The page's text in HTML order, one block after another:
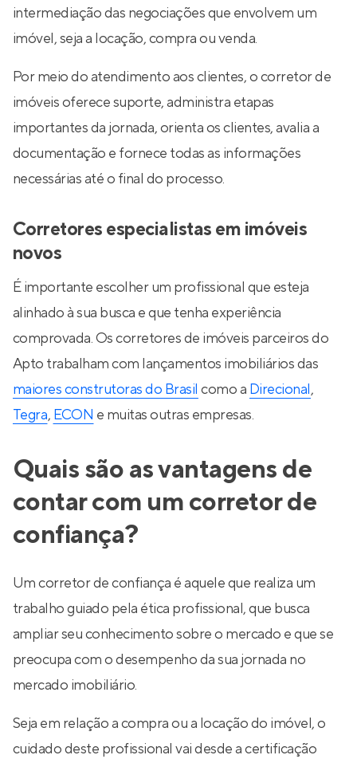
intermediação das negociações que envolvem um
imóvel, seja a locação, compra ou venda.
Por meio do atendimento aos clientes, o corretor de
imóveis oferece suporte, administra etapas
importantes da jornada, orienta os clientes, avalia a
documentação e fornece todas as informações
necessárias até o final do processo.
Corretores especialistas em imóveis
novos
É importante escolher um profissional que esteja
alinhado à sua busca e que tenha experiência
comprovada. Os corretores de imóveis parceiros do
Apto trabalham com lançamentos imobiliários das
maiores construtoras do Brasil como a Direcional,
Tegra, ECON e muitas outras empresas.
Quais são as vantagens de
contar com um corretor de
confiança?
Um corretor de confiança é aquele que realiza um
trabalho guiado pela ética profissional, que busca
ampliar seu conhecimento sobre o mercado e que se
preocupa com o desempenho da sua jornada no
mercado imobiliário.
Seja em relação a compra ou a locação do imóvel, o
cuidado deste profissional vai desde a certificação